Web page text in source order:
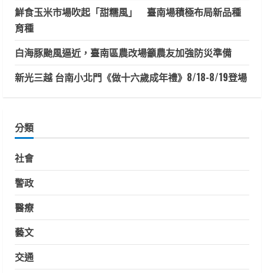
鮮食玉米市場吹起「甜糯風」 臺南場積極布局新品種
育種
白海豚颱風逼近，臺南區農改場籲農友加強防災準備
新光三越 台南小北門《做十六歲成年禮》8/18-8/19登場
分類
社會
警政
醫療
藝文
交通